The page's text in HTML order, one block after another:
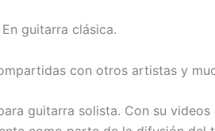
guitarra clásica.
con otros artistas y
guitarra solista. Con su